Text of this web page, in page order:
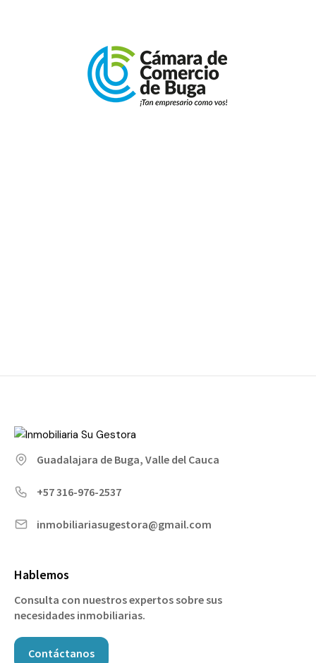
Guadalajara de Buga, Valle del Cauca
+57 316-976-2537
inmobiliariasugestora@gmail.com
Hablemos
Consulta con nuestros expertos sobre sus
necesidades inmobiliarias.
Contáctanos